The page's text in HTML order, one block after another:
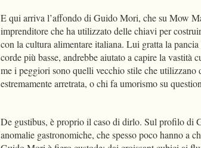
E qui arriva l’affondo di Guido Mori, che su Mow
imprenditore che ha utilizzato delle chiavi per
con la cultura alimentare italiana. Lui gratta la
corde più basse, andrebbe aiutato a capire la
me i peggiori sono quelli vecchio stile che
estremamente arretrata, o chi fa umorismo su
De gustibus, è proprio il caso di dirlo. Sul profilo di
anomalie gastronomiche, che spesso poco hanno a